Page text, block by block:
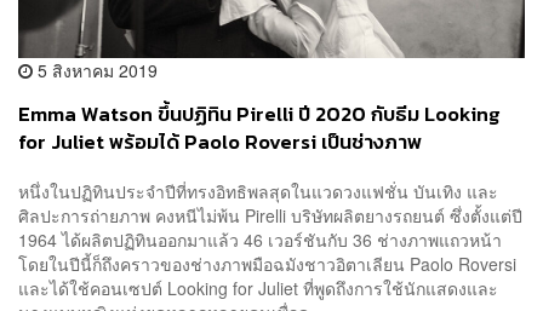
5 สิงหาคม 2019
Emma Watson ขึ้นปฏิทิน Pirelli ปี 2020 กับธีม Looking
for Juliet พร้อมได้ Paolo Roversi เป็นช่างภาพ
หนึ่งในปฏิทินประจำปีที่ทรงอิทธิพลสุดในแวดวงแฟชั่น บันเทิง และ
ศิลปะการถ่ายภาพ คงหนีไม่พ้น Pirelli บริษัทผลิตยางรถยนต์ ซึ่งตั้งแต่ปี
1964 ได้ผลิตปฏิทินออกมาแล้ว 46 เวอร์ชันกับ 36 ช่างภาพแถวหน้า
โดยในปีนี้ก็ถึงคราวของช่างภาพมือฉมังชาวอิตาเลียน Paolo Roversi
และได้ใช้คอนเซปต์ Looking for Juliet ที่พูดถึงการใช้นักแสดงและ